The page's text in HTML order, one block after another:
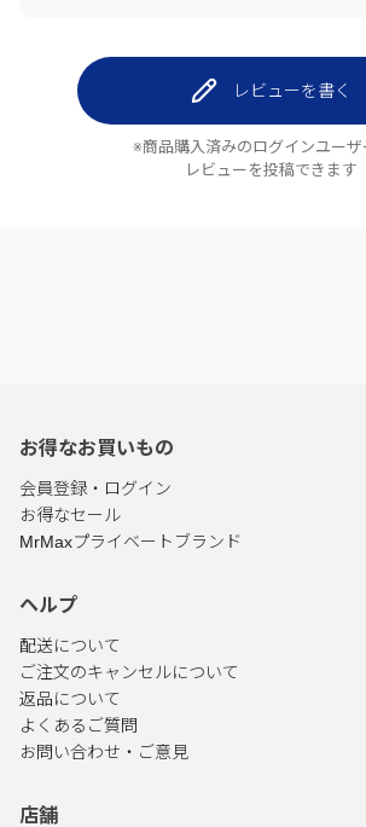
レビューを書く
※商品購入済みのログインユーザ
レビューを投稿できます
お得なお買いもの
会員登録・ログイン
お得なセール
MrMaxプライベートブランド
ヘルプ
配送について
ご注文のキャンセルについて
返品について
よくあるご質問
お問い合わせ・ご意見
店舗